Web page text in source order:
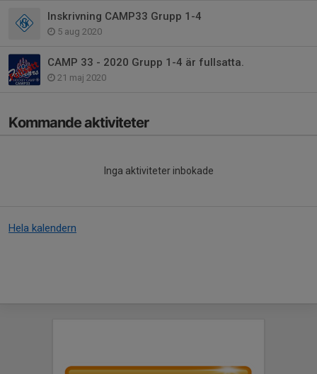
Inskrivning CAMP33 Grupp 1-4
5 aug 2020
CAMP 33 - 2020 Grupp 1-4 är fullsatta.
21 maj 2020
Kommande aktiviteter
Inga aktiviteter inbokade
Hela kalendern